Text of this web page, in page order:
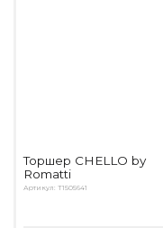
Торшер CHELLO by
Romatti
Артикул: T1505641